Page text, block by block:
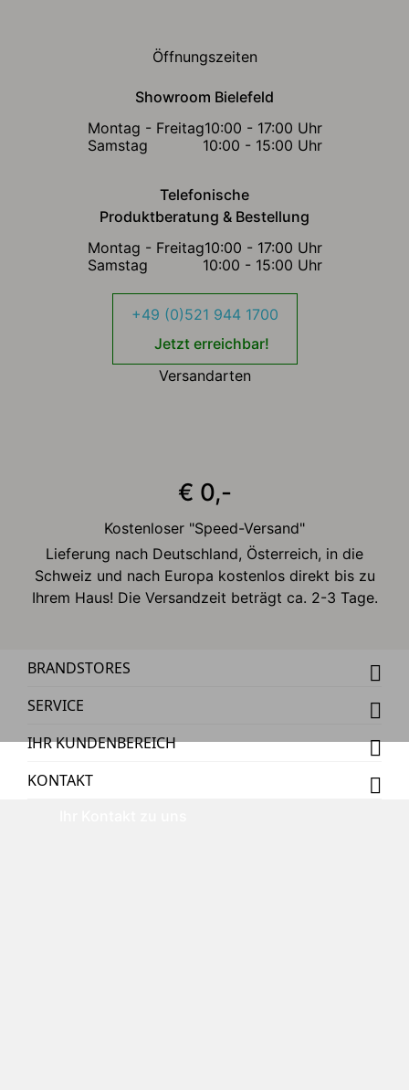
Öffnungszeiten
Showroom Bielefeld
Montag - Freitag10:00 - 17:00 Uhr
Samstag
10:00 - 15:00 Uhr
Telefonische
Produktberatung & Bestellung
Montag - Freitag10:00 - 17:00 Uhr
Samstag
10:00 - 15:00 Uhr
+49 (0)521 944 1700
Jetzt erreichbar!
Versandarten
€ 0,-
Kostenloser "Speed-Versand"
Lieferung nach Deutschland, Österreich, in die
Schweiz und nach Europa kostenlos direkt bis zu
Ihrem Haus! Die Versandzeit beträgt ca. 2-3 Tage.
BRANDSTORES
SERVICE
IHR KUNDENBEREICH
KONTAKT